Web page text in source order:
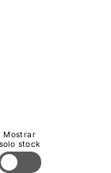
Mostrar
solo stock